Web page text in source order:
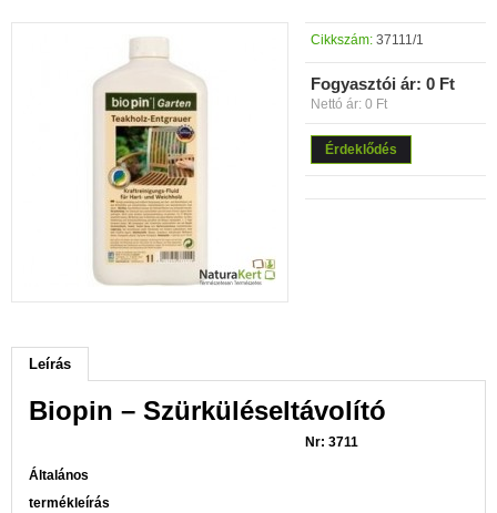
Cikkszám: 37111/1
Fogyasztói ár: 0 Ft
Nettó ár: 0 Ft
Érdeklődés
Leírás
Biopin – Szürküléseltávolító
Nr: 3711
Általános